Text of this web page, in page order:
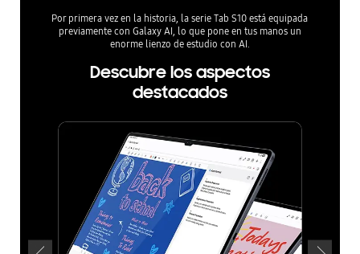
Por primera vez en la historia, la serie Tab S10 está equipada
previamente con Galaxy AI, lo que pone en tus manos un
enorme lienzo de estudio con AI.
Descubre los aspectos
destacados